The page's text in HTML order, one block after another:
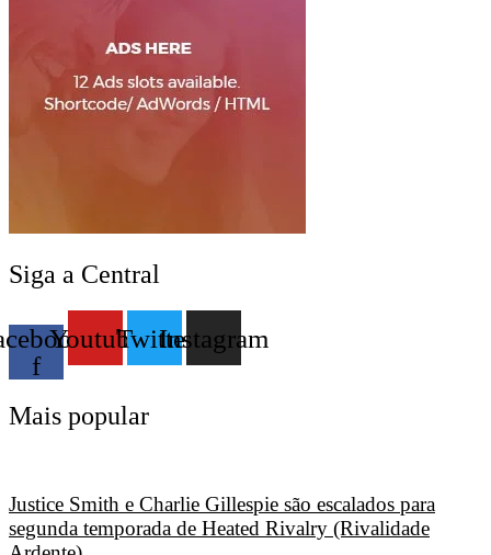
Siga a Central
f
YoutubeTwitterInstagram
Mais popular
Justice Smith e Charlie Gillespie são escalados para
segunda temporada de Heated Rivalry (Rivalidade